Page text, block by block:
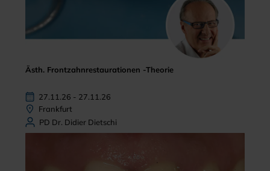
Ästh. Frontzahnrestaurationen -Theorie
27.11.26 - 27.11.26
Frankfurt
PD Dr. Didier Dietschi